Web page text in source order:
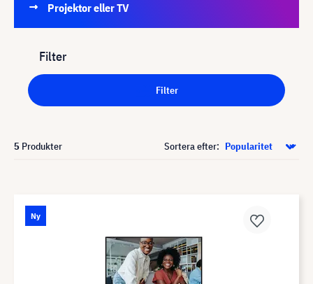
Projektor eller TV
Filter
Filter
5 Produkter Sortera efter:
Ny